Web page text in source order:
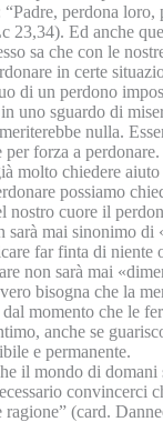
“Padre, perdona loro,
23,34). Ed anche
sa che con le
in certe
di un perdono
uno sguardo di
nulla.
forza a
molto chiedere
possiamo
nostro cuore il
sarà mai sinonimo di
far finta di niente
non sarà mai
bisogna che la
momento che le
anche se
e permanente.
il mondo di
convincerci
ragione”(card.